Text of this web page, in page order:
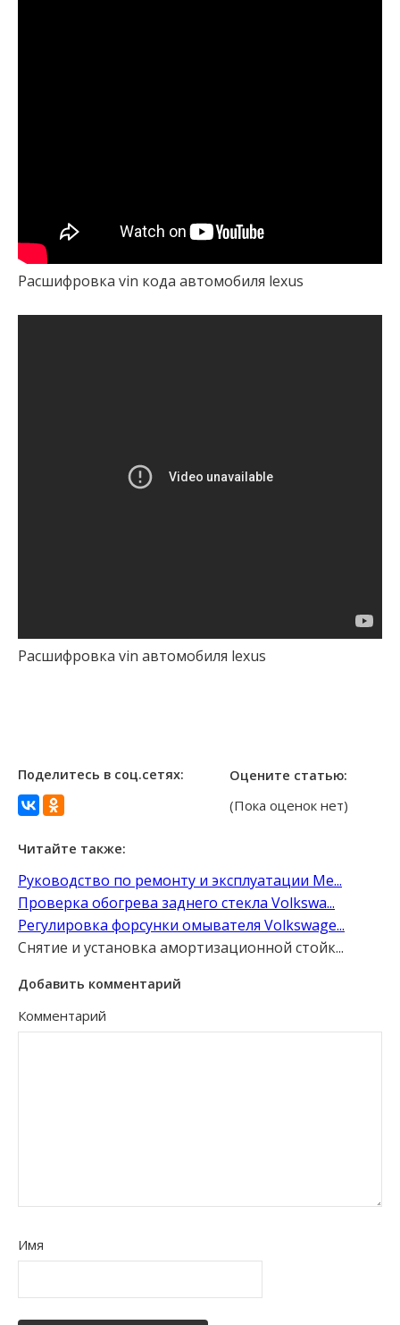
Расшифровка vin кода автомобиля lexus
Расшифровка vin автомобиля lexus
Поделитесь в соц.сетях: Оцените статью:
(Пока оценок нет)
Читайте также:
Руководство по ремонту и эксплуатации Me...
Проверка обогрева заднего стекла Volkswa...
Регулировка форсунки омывателя Volkswage...
Снятие и установка амортизационной стойк...
Добавить комментарий
Комментарий
Имя